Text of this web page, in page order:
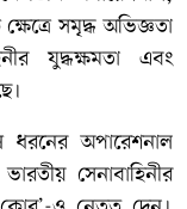
সমৃদ্ধ অভিজ্ঞতা
যুদ্ধক্ষমতা এবং
ধরনের অপারেশনাল
সেনাবাহিনীর